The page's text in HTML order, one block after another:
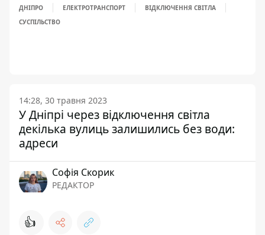
ДНІПРО ЕЛЕКТРОТРАНСПОРТ
ВІДКЛЮЧЕННЯ СВІТЛА
СУСПІЛЬСТВО
14:28, 30 травня 2023
У Дніпрі через відключення світла
декілька вулиць залишились без води:
адреси
Софія Скорик
РЕДАКТОР
👍